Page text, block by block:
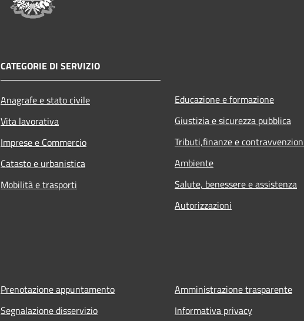
CATEGORIE DI SERVIZIO
Anagrafe e stato civile
Vita lavorativa
Imprese e Commercio
Catasto e urbanistica
Mobilità e trasporti
Educazione e formazione
Giustizia e sicurezza pubblica
Tributi,finanze e
Ambiente
Salute, benessere e assistenza
Autorizzazioni
Prenotazione appuntamento
Segnalazione disservizio
Amministrazione trasparente
Informativa privacy